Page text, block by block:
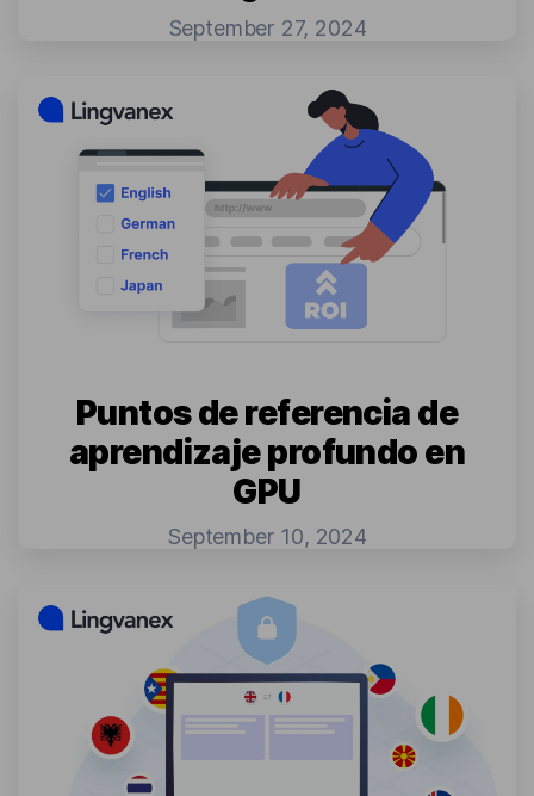
September 27, 2024
Puntos de referencia de
aprendizaje profundo en
GPU
September 10, 2024